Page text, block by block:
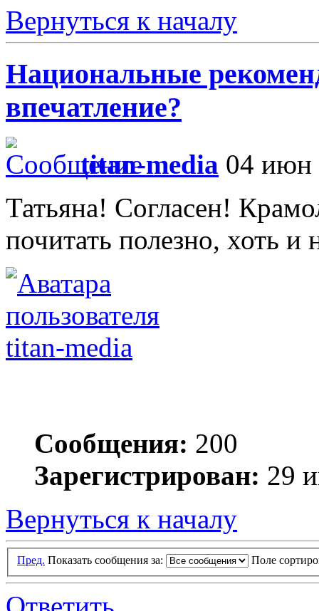
Вернуться к началу
Национальные
впечатление?
titan-media 04 июн
Татьяна! Согласен!
почитать полезно, хоть и
titan-media
Сообщения: 200
Зарегистрирован: 29
Вернуться к началу
Пред. Показать сообщения за: Поле